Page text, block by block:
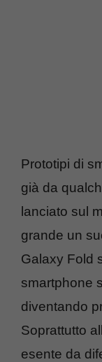
Prototipi di
già da
lanciato sul
grande un
Galaxy Fold
smartphone
diventando
Soprattutto
esente da